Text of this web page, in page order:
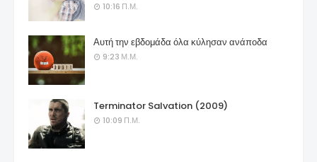
10:16 Π.Μ.
Αυτή την εβδομάδα όλα κύλησαν ανάποδα
9:23 Μ.Μ.
Terminator Salvation (2009)
10:09 Π.Μ.